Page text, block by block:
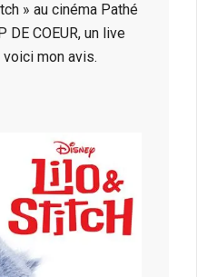
» au cinéma Pathé
DE COEUR, un live
mon avis.